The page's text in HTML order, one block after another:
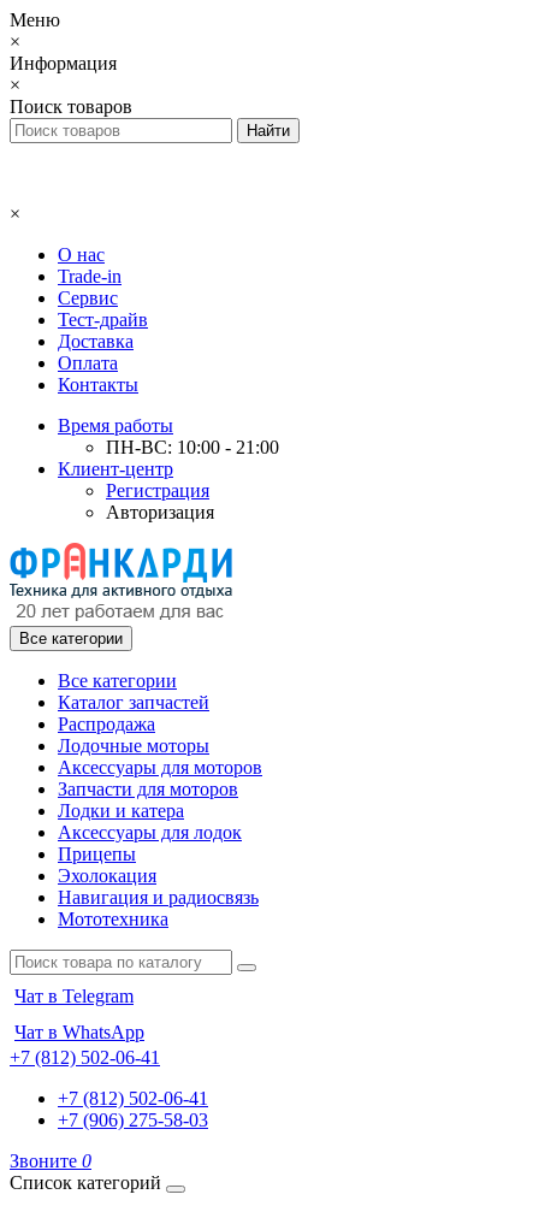
Меню
×
Информация
×
Поиск товаров
×
О нас
Trade-in
Сервис
Тест-драйв
Доставка
Оплата
Контакты
Время работы
ПН-ВС: 10:00 - 21:00
Клиент-центр
Регистрация
Авторизация
Все категории
Все категории
Каталог запчастей
Распродажа
Лодочные моторы
Аксессуары для моторов
Запчасти для моторов
Лодки и катера
Аксессуары для лодок
Прицепы
Эхолокация
Навигация и радиосвязь
Мототехника
Чат в Telegram
Чат в WhatsApp
+7 (812) 502-06-41
+7 (812) 502-06-41
+7 (906) 275-58-03
Звоните 0
Список категорий